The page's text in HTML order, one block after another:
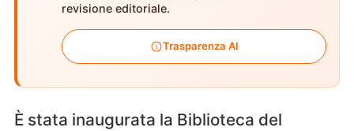
revisione editoriale.
Trasparenza AI
È stata inaugurata la Biblioteca del